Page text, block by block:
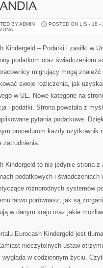
BY ADMIN POSTED ON LIS - 18 -
Kindergeld – Podatki i zasiłki w
podatkom oraz świadczeniom
migrujący mogą
swoje rozliczenia, jak
w UE. Nowe kategorie na
i podatki. Strona powstała z
pytania podatkowe.
procedurom każdy użytkownik
zatrudnienia.
Kindergeld to nie jedynie strona
podatkowych i
różnorodnych systemów
łatwo porównasz, jak są
w danym kraju oraz jakie
Eurocash Kindergeld jest
nieczytelnych ustaw
wygląda w codziennym życiu.